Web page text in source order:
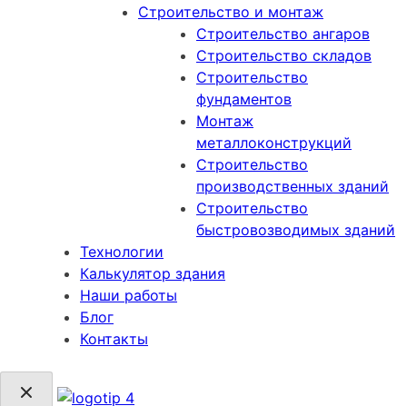
Строительство и монтаж
Строительство ангаров
Строительство складов
Строительство
фундаментов
Монтаж
металлоконструкций
Cтроительство
производственных зданий
Строительство
быстровозводимых зданий
Технологии
Калькулятор здания
Наши работы
Блог
Контакты